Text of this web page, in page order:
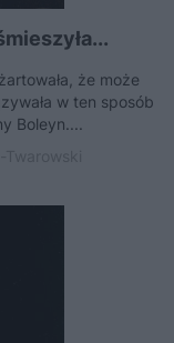
że może
w ten sposób
Boleyn....